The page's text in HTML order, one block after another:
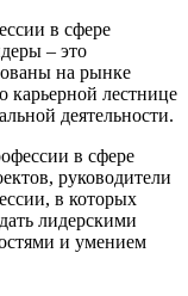
в сфере
– это
на рынке
карьерной лестнице
деятельности.
в сфере
руководители
в которых
лидерскими
и умением